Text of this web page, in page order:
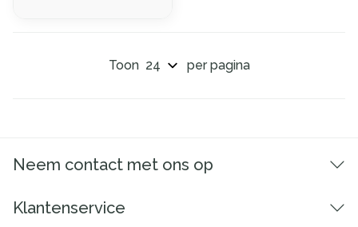
Toon per pagina
Neem contact met ons op
Klantenservice